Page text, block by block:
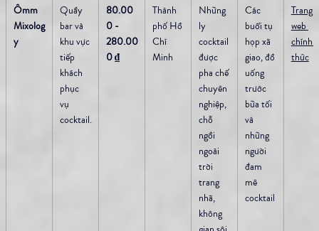
Ômm
Mixolog
y
Quầy
bar và
khu vực
tiếp
khách
phục
vụ
cocktail.
80.00
0 -
280.00
0 ₫
Thành
phố Hồ
Chí
Minh
Những
ly
cocktail
được
pha chế
chuyên
nghiệp,
chỗ
ngồi
ngoài
trời
trang
nhã,
không
Các
buổi tụ
họp xã
giao, đồ
uống
trước
bữa tối
và
những
người
đam
mê
cocktail
Trang
web
chính
thức